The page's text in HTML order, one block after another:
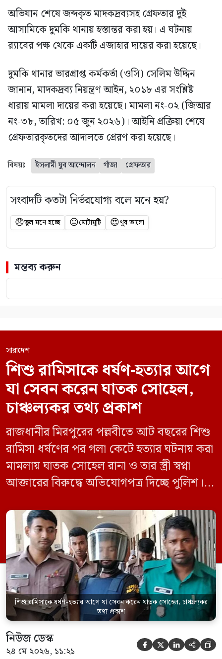
অভিযান শেষে জব্দকৃত মাদকদ্রব্যসহ গ্রেফতার দুই
আসামিকে দুমকি থানায় হস্তান্তর করা হয়। এ ঘটনায়
র‍্যাবের পক্ষ থেকে একটি এজাহার দায়ের করা হয়েছে।
দুমকি থানার ভারপ্রাপ্ত কর্মকর্তা (ওসি) সেলিম উদ্দিন
জানান, মাদকদ্রব্য নিয়ন্ত্রণ আইন, ২০১৮ এর সংশ্লিষ্ট
ধারায় মামলা দায়ের করা হয়েছে। মামলা নং-০২ (জিআর
নং-৩৮, তারিখ: ০৫ জুন ২০২৬)। আইনি প্রক্রিয়া শেষে
গ্রেফতারকৃতদের আদালতে প্রেরণ করা হয়েছে।
বিষয়ঃ ইসলামী যুব আন্দোলন গাঁজা গ্রেফতার
সংবাদটি কতটা নির্ভরযোগ্য বলে মনে হয়?
😞ভুল মনে হচ্ছে 😐মোটামুটি 😍খুব ভালো
মন্তব্য করুন
সারাদেশ
শিশু রামিসাকে ধর্ষণ-হত্যার আগে
যা সেবন করেন ঘাতক সোহেল,
চাঞ্চল্যকর তথ্য প্রকাশ
রাজধানীর মিরপুরের পল্লবীতে আট বছরের শিশু
রামিসা ধর্ষণের পর গলা কেটে হত্যার ঘটনায় করা
মামলায় ঘাতক সোহেল রানা ও তার স্ত্রী স্বপ্না
আক্তারের বিরুদ্ধে অভিযোগপত্র দিচ্ছে পুলিশ।
সেবন করেছিলেন বলে জবানবন্দিতে
জানিয়েছেন আসামি। রোববার (২৪ মে) সকালে
মামলার তদন্ত কর্মকর্তা পল্লবী থানার উপ-
পরিদর্শক অহিদুজ্জামান এ তথ্য নিছিত করেন।
তিনি বলেন, […]
শিশু রামিসাকে ধর্ষণ-হত্যার আগে যা সেবন করেন ঘাতক সোহেল, চাঞ্চল্যকর
তথ্য প্রকাশ
নিউজ ডেস্ক
২৪ মে ২০২৬, ১১:২১     